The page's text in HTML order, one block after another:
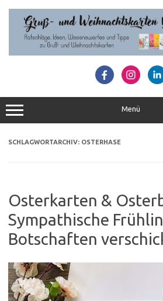
Inhalt
springen
Menü
SCHLAGWORTARCHIV: OSTERHASE
Osterkarten &
Sympathische
Botschaften